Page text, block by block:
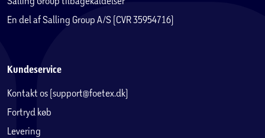
En del af Salling Group A/S (CVR 35954716)
Kundeservice
Kontakt os (support@foetex.dk)
Fortryd køb
Levering